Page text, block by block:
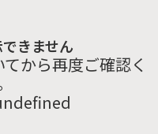
きません
から再度ご確認く